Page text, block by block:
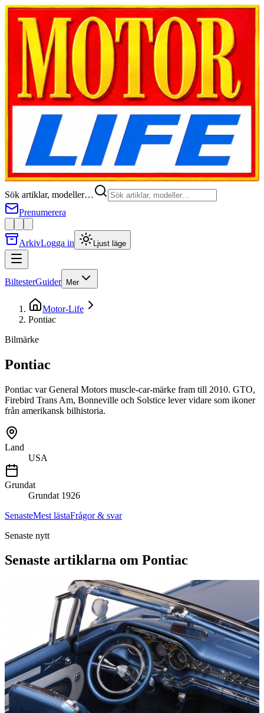
Sök artiklar, modeller…
Prenumerera
ArkivLogga in Ljust läge
BiltesterGuider Mer
Motor-Life
Pontiac
Bilmärke
Pontiac
Pontiac var General Motors muscle-car-märke fram till 2010. GTO,
Firebird Trans Am, Bonneville och Solstice lever vidare som ikoner
från amerikansk bilhistoria.
Land
USA
Grundat
Grundat 1926
SenasteMest lästaFrågor & svar
Senaste nytt
Senaste artiklarna om Pontiac